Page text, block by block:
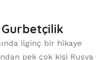
ilginç bir hikaye
pek çok kişi Rusya